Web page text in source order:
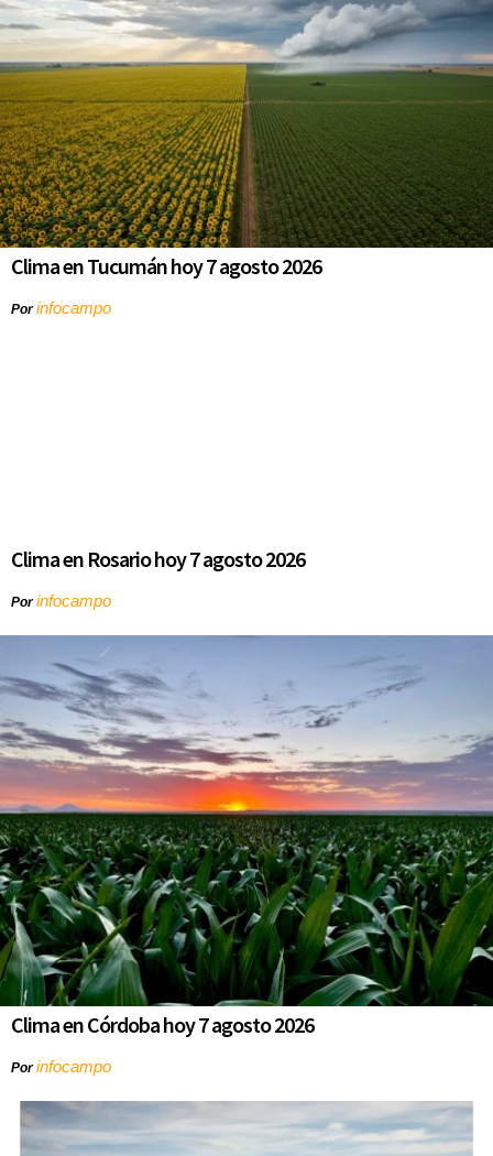
Clima en Tucumán hoy 7 agosto 2026
Porinfocampo
Clima en Rosario hoy 7 agosto 2026
Porinfocampo
Clima en Córdoba hoy 7 agosto 2026
Porinfocampo